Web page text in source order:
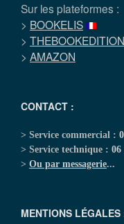
Sur les plateformes :
> BOOKELIS
> THEBOOKEDITION
> AMAZON
CONTACT :
> Service commercial :
> Service technique : 06
> Ou par messagerie...
MENTIONS LÉGALES